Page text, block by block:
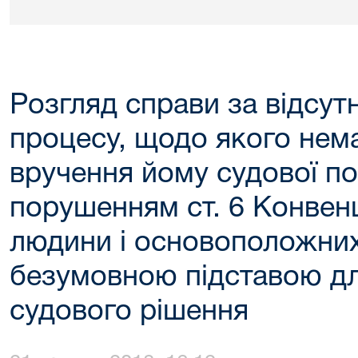
Розгляд справи за
процесу, щодо якого
вручення йому судової
порушенням ст. 6
людини і
безумовною підставою
судового рішення